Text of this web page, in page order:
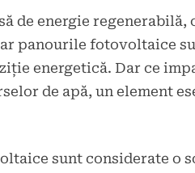
de energie regenerabilă,
panourile fotovoltaice
energetică. Dar ce
de apă, un element
sunt considerate o